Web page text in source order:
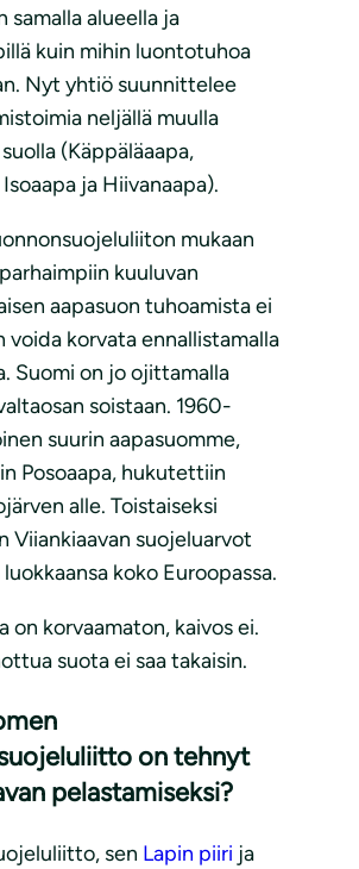
samalla alueella ja
kuin mihin luontotuhoa
Nyt yhtiö suunnittelee
neljällä muulla
(Käppäläaapa,
ja Hiivanaapa).
mukaan
kuuluvan
aapasuon tuhoamista ei
voida korvata ennallistamalla
Suomi on jo ojittamalla
soistaan. 1960-
suurin aapasuomme,
Posoaapa, hukutettiin
alle. Toistaiseksi
Viiankiaavan suojeluarvot
koko Euroopassa.
on korvaamaton, kaivos ei.
suota ei saa takaisin.
on tehnyt
pelastamiseksi?
sen Lapin piiri ja